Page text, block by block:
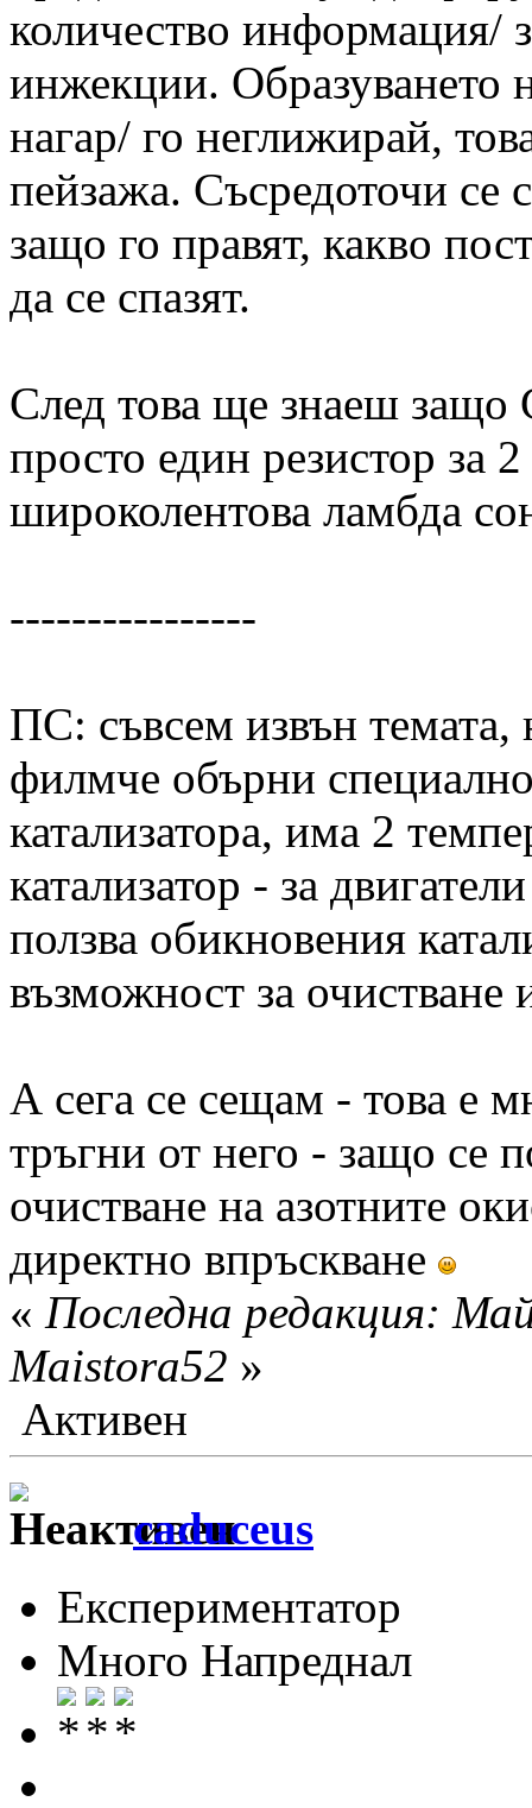
количество информация/
инжекции. Образуването
нагар/ го неглижирай,
пейзажа. Съсредоточи се
защо го правят, какво
да се спазят.
След това ще знаеш защо
просто един резистор за
широколентова ламбда
----------------
ПС: съвсем извън темата,
филмче обърни
катализатора, има 2
катализатор - за
ползва обикновения
възможност за очистване
А сега се сещам - това е
тръгни от него - защо се
очистване на азотните
директно впръскване
« Последна редакция:
Maistora52 »
Активен
caduceus
Експериментатор
Много Напреднал